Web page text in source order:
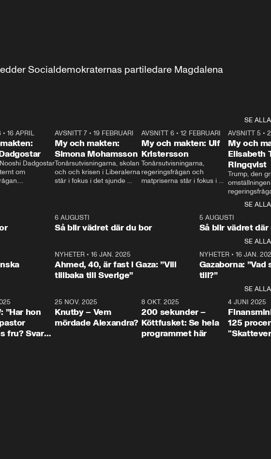
Socialdemokraternas partiledare Magdalena
SE ALLA
• 16 APRIL
Dadgostar
om
i val. Ska vi
sitter vi förstås
24:30
AVSNITT 7• 19 FEBRUARI
My och makten:
Simona Mohamsson
Tonårsutvisningarna, skolan
och och krisen i Liberalerna
står i fokus i det sjunde
kommentator My
Rohwedder ställer
utbildnings- och
Mohamsson till svars.
27:30
AVSNITT 6 •12 FEBRUARI
My och makten: Ulf
Kristersson
Tonårsutvisningarna,
regeringsfrågan och
matpriserna står i fokus i
Rohwedder ställer
statsminister Ulf Kristersson
AVSNITT 5 •
My och
Elisabeth
Ringqvist
Trump, den
centrum i
avsnittet av
Makten”. Se
Aftonbladets
Rohwedder
Thand Ring
SE ALLA
6 AUGUSTI
Så blir vädret där du bor
5 AUGUSTI
Så blir vädret där
SE ALLA
NYHETER• 16 JAN. 2025
Ahmed, 40, är fast i Gaza: ”Vill
tillbaka till Sverige”
NYHETER• 16 JAN.
Gazaborna:
till?”
SE ALLA
”Har hon
fru? Svar
31:05
25 NOV. 2025
Knutby – Vem
mördade Alexandra?
4:29
8 OKT. 2025
200 sekunder –
Köttfusket: Se hela
programmet här
4 JUNI 2025
125